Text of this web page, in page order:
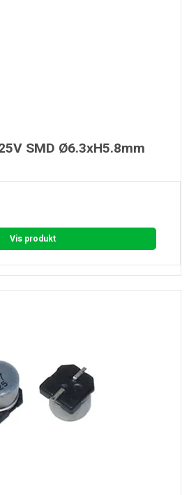
SMD Ø6.3xH5.8mm
Vis produkt